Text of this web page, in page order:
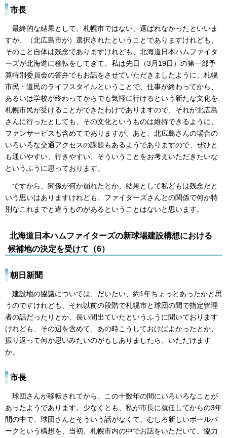
市長
最終的な結果として、札幌市ではない、選ばれなかったといいま
すか、（北広島市が）選択されたということでありますけれども、
そのこと自体は残念でありますけれども、北海道日本ハムファイタ
ーズが北海道に移転をしてきて、私は先日（3月19日）の第一部予
算特別委員会の答弁でもお話をさせていただきましたように、札幌
市民・道民のライフスタイルということで、仕事が終わってから、
あるいは学校が終わってからでも気軽に行けるという新たな文化を
札幌市民が受けることができたわけでありますので、それが北広島
さんに行ったとしても、その文化というものは維持できるように、
ファンサービスも含めてでありますが、あと、北広島さんの場合の
いろいろな交通アクセスの課題もあるようでありますので、ぜひと
も通いやすい、行きやすい、そういうことをお考えいただきたいな
というふうに思っております。
ですから、関係が何か崩れたとか、結果として私どもは残念だと
いう思いはありますけれども、ファイターズさんとの関係で何か特
別なこれまでと違うものがあるということはないと思います。
北海道日本ハムファイターズの新球場建設構想における
候補地の決定を受けて（6）
朝日新聞
建設地の協議については、だいたい、約1年ちょっとあったかと思
うのですけれども、それ以前の段階で札幌市と球団の間で指定管理
者の話だったりとか、長い間出ていたというふうに聞いております
けれども、その辺を含めて、あの時こうしておけばよかったとか、
振り返って何か思いみたいのがもしありましたら、いただけます
か。
市長
球団さんが移転されてから、この十数年の間にいろいろなことが
あったようであります。少なくとも、私が市長に就任してからの3年
間の中で、球団さんとそういう話がなくて、むしろ新しいボールパ
ークという構想を、当初、札幌市内の中でお話をいただいて、協力